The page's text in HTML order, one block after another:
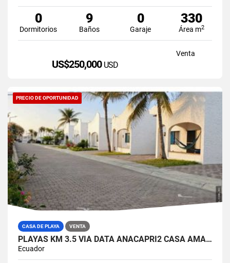
0
Dormitorios
9
Baños
0
Garaje
330
Área m2
Venta
US$250,000 USD
PRECIO DE OPORTUNIDAD
CASA DE PLAYA VENTA
PLAYAS KM 3.5 VIA DATA ANACAPRI2 CASA AMABLADA EN VENTA
Ecuador